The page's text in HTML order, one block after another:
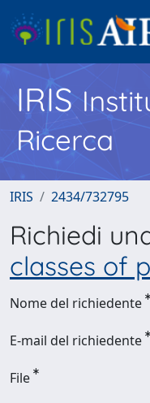
IRIS
Ricerca
IRIS 2434/732795
Richiedi
classes of
Nome del richiedente
E-mail del richiedente
File